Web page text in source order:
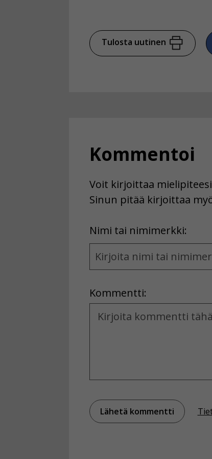
Tulosta uutinen
Kommentoi
Voit kirjoittaa
Sinun pitää kirjoittaa
Nimi tai nimimerkki:
and
Kommentti:
Kommentti